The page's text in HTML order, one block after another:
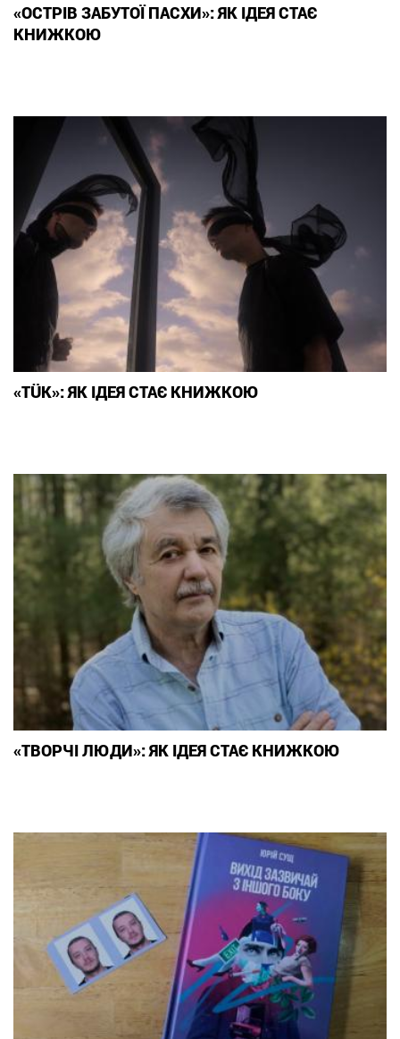
«ОСТРІВ ЗАБУТОЇ ПАСХИ»: ЯК ІДЕЯ СТАЄ
КНИЖКОЮ
«TÜK»: ЯК ІДЕЯ СТАЄ КНИЖКОЮ
«ТВОРЧІ ЛЮДИ»: ЯК ІДЕЯ СТАЄ КНИЖКОЮ